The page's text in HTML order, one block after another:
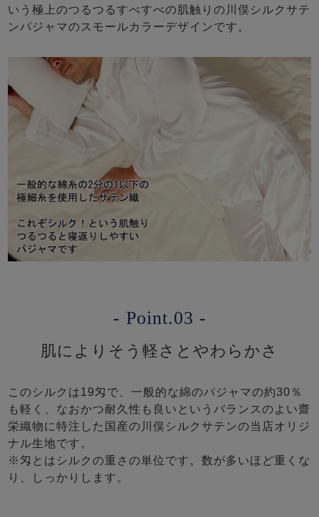
いう極上のつるつるすべすべの肌触りの川俣シルクサテ
ンパジャマのスモールカラーデザインです。
- Point.03 -
肌によりそう軽さとやわらかさ
このシルクは19匁で、一般的な綿のパジャマの約30％
も軽く、なおかつ耐久性も良いというバランスのよい齋
栄織物に特注した国産の川俣シルクサテンの当店オリジ
ナル生地です。
※匁とはシルクの重さの単位です。数が多いほど重くな
り、しっかりします。